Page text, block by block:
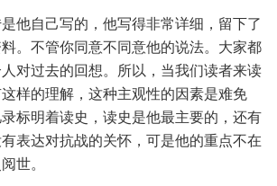
他自己写的，他写得非常详细，留下了
。不管你同意不同意他的说法。大家都
对过去的回想。所以，当我们读者来读
样的理解，这种主观性的因素是难免
标明着读史，读史是他最主要的，还有
表达对抗战的关怀，可是他的重点不在
世。